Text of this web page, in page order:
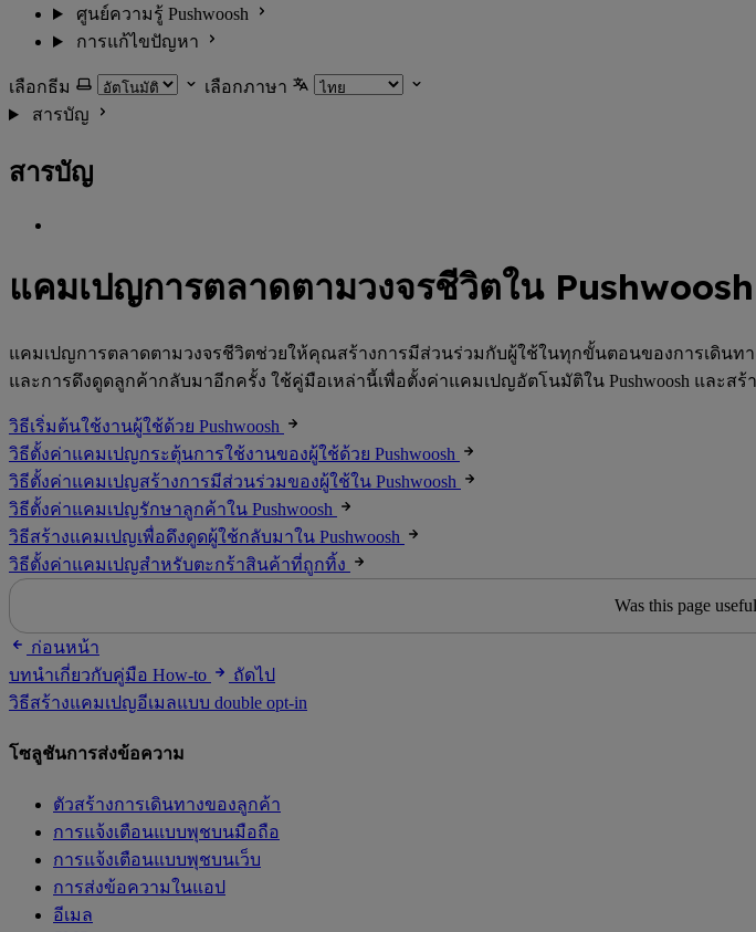
ศูนย์ความรู้ Pushwoosh
การแก้ไขปัญหา
เลือกธีม
เลือกภาษา
สารบัญ
สารบัญ
แคมเปญการตลาดตามวงจรชีวิตใน Pushwoosh
แคมเปญการตลาดตามวงจรชีวิตช่วยให้คุณสร้างการมีส่วนร่วมกับผู้ใช้ในทุกขั้นตอนของการเดินท
และการดึงดูดลูกค้ากลับมาอีกครั้ง ใช้คู่มือเหล่านี้เพื่อตั้งค่าแคมเปญอัตโนมัติใน Pushwoosh แล
วิธีเริ่มต้นใช้งานผู้ใช้ด้วย Pushwoosh
วิธีตั้งค่าแคมเปญกระตุ้นการใช้งานของผู้ใช้ด้วย Pushwoosh
วิธีตั้งค่าแคมเปญสร้างการมีส่วนร่วมของผู้ใช้ใน Pushwoosh
วิธีตั้งค่าแคมเปญรักษาลูกค้าใน Pushwoosh
วิธีสร้างแคมเปญเพื่อดึงดูดผู้ใช้กลับมาใน Pushwoosh
วิธีตั้งค่าแคมเปญสำหรับตะกร้าสินค้าที่ถูกทิ้ง
Was this page
ก่อนหน้า
บทนำเกี่ยวกับคู่มือ How-to
ถัดไป
วิธีสร้างแคมเปญอีเมลแบบ double opt-in
โซลูชันการส่งข้อความ
ตัวสร้างการเดินทางของลูกค้า
การแจ้งเตือนแบบพุชบนมือถือ
การแจ้งเตือนแบบพุชบนเว็บ
การส่งข้อความในแอป
อีเมล